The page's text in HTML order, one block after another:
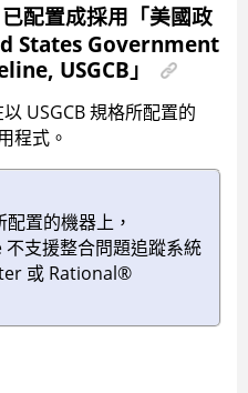
配置成採用「美國政
States Government
USGCB」
USGCB 規格所配置的
程式。
置的機器上，
不支援整合問題追蹤系統
或 Rational®